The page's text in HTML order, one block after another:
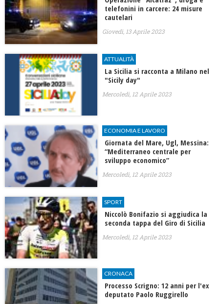
telefonini in carcere: 24 misure
cautelari
Giovedì, 13 Aprile 2023
ATTUALITÀ
La Sicilia si racconta a Milano nel
"Sicily day"
Mercoledì, 12 Aprile 2023
ECONOMIA E LAVORO
Giornata del Mare, Ugl, Messina:
“Mediterraneo centrale per
sviluppo economico”
Mercoledì, 12 Aprile 2023
SPORT
Niccolò Bonifazio si aggiudica la
seconda tappa del Giro di Sicilia
Mercoledì, 12 Aprile 2023
CRONACA
Processo Scrigno: 12 anni per l'ex
deputato Paolo Ruggirello